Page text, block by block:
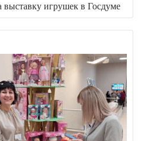
игрушек в Госдуме